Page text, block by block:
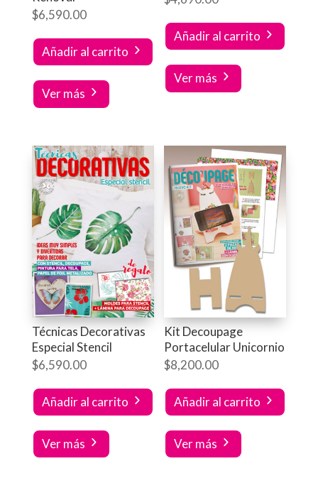
$6,590.00
Añadir al carrito
Ver más
Añadir al carrito
Ver más
Técnicas Decorativas
Especial Stencil
$6,590.00
Añadir al carrito
Ver más
Kit Decoupage
Portacelular Unicornio
$8,200.00
Añadir al carrito
Ver más